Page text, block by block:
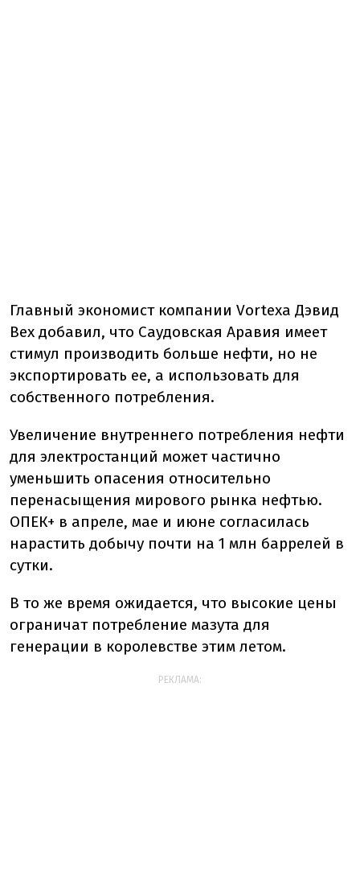
Главный экономист компании Vortexa Дэвид
Вех добавил, что Саудовская Аравия имеет
стимул производить больше нефти, но не
экспортировать ее, а использовать для
собственного потребления.
Увеличение внутреннего потребления нефти
для электростанций может частично
уменьшить опасения относительно
перенасыщения мирового рынка нефтью.
ОПЕК+ в апреле, мае и июне согласилась
нарастить добычу почти на 1 млн баррелей в
сутки.
В то же время ожидается, что высокие цены
ограничат потребление мазута для
генерации в королевстве этим летом.
РЕКЛАМА: